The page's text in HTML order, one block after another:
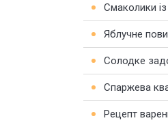
Смаколики
Яблучне
Солодке
Спаржева
Рецепт